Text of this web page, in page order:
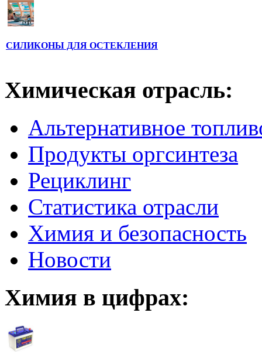
СИЛИКОНЫ ДЛЯ ОСТЕКЛЕНИЯ
Химическая отрасль:
Альтернативное
Продукты оргсинтеза
Рециклинг
Статистика отрасли
Химия и безопасность
Новости
Химия в цифрах: